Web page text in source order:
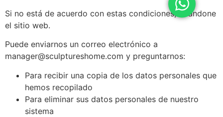
Si no está de acuerdo con estas condiciones, abandone
el sitio web.
Puede enviarnos un correo electrónico a
manager@sculptureshome.com y preguntarnos:
Para recibir una copia de los datos personales que
hemos recopilado
Para eliminar sus datos personales de nuestro
sistema